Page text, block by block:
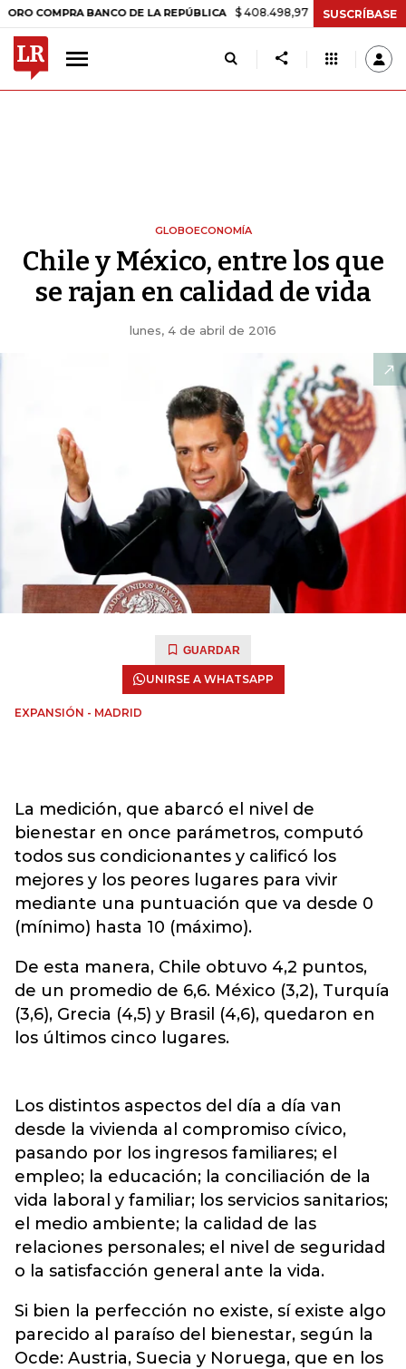
BANCO DE LA REPÚBLICA $ 408.498,97 +$ 8.753,81 +2,19%
SUSCRÍBASE
GLOBOECONOMÍA
Chile y México, entre los que
se rajan en calidad de vida
lunes, 4 de abril de 2016
GUARDAR
UNIRSE A WHATSAPP
EXPANSIÓN - MADRID
La medición, que abarcó el nivel de
bienestar en once parámetros, computó
todos sus condicionantes y calificó los
mejores y los peores lugares para vivir
mediante una puntuación que va desde 0
(mínimo) hasta 10 (máximo).
De esta manera, Chile obtuvo 4,2 puntos,
de un promedio de 6,6. México (3,2), Turquía
(3,6), Grecia (4,5) y Brasil (4,6), quedaron en
los últimos cinco lugares.
Los distintos aspectos del día a día van
desde la vivienda al compromiso cívico,
pasando por los ingresos familiares; el
empleo; la educación; la conciliación de la
vida laboral y familiar; los servicios sanitarios;
el medio ambiente; la calidad de las
relaciones personales; el nivel de seguridad
o la satisfacción general ante la vida.
Si bien la perfección no existe, sí existe algo
parecido al paraíso del bienestar, según la
Ocde: Austria, Suecia y Noruega, que en los